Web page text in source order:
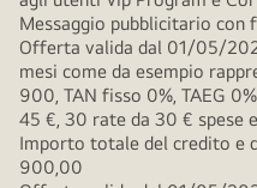
Messaggio pubblicitario con
Offerta valida dal 01/05/
mesi come da esempio
900, TAN fisso 0%, TAEG
45 €, 30 rate da 30 € spese
Importo totale del credito e
900,00